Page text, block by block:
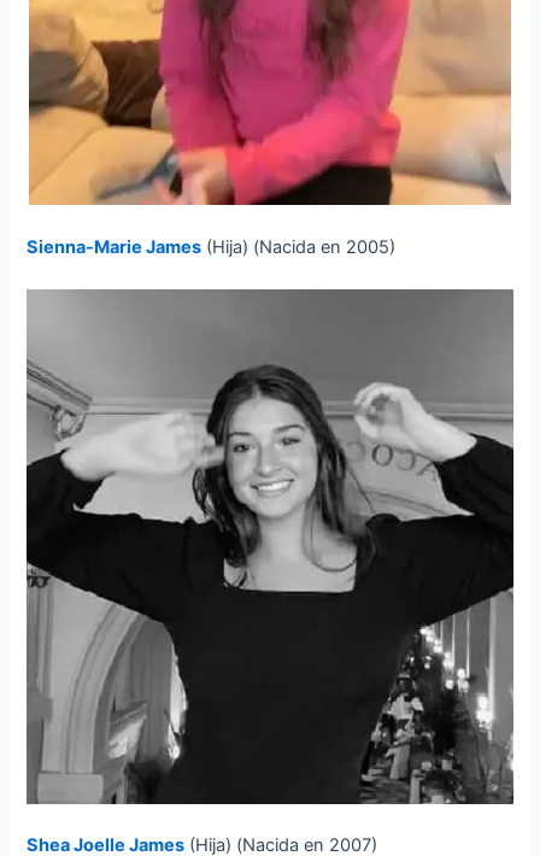
Sienna-Marie James (Hija) (Nacida en 2005)
Shea Joelle James (Hija) (Nacida en 2007)